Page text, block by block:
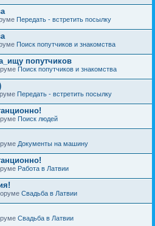
Передать - встретить посылку
Поиск попутчиков и знакомства
попутчиков
Поиск попутчиков и знакомства
Передать - встретить посылку
Поиск людей
Документы на машину
Работа в Латвии
Свадьба в Латвии
Свадьба в Латвии